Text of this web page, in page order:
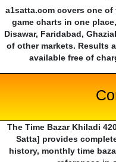
a1satta.com covers one
game charts in one
Disawar, Faridabad,
of other markets. Results
available free of
The Time Bazar Khiladi
Satta] provides
history, monthly time